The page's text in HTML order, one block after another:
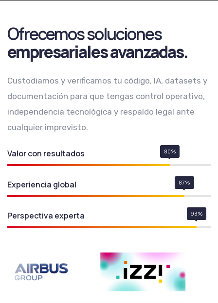
Ofrecemos soluciones
empresariales avanzadas.
Custodiamos y verificamos tu código, IA, datasets y
documentación para que tengas control operativo,
independencia tecnológica y respaldo legal ante
cualquier imprevisto.
Valor con resultados 80%
Experiencia global 87%
Perspectiva experta 93%